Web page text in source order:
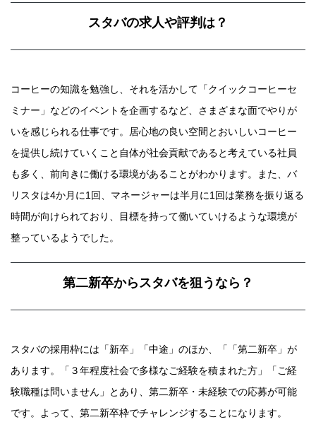
スタバの求人や評判は？
コーヒーの知識を勉強し、それを活かして「クイックコーヒーセ
ミナー」などのイベントを企画するなど、さまざまな面でやりが
いを感じられる仕事です。居心地の良い空間とおいしいコーヒー
を提供し続けていくこと自体が社会貢献であると考えている社員
も多く、前向きに働ける環境があることがわかります。また、バ
リスタは4か月に1回、マネージャーは半月に1回は業務を振り返る
時間が向けられており、目標を持って働いていけるような環境が
整っているようでした。
第二新卒からスタバを狙うなら？
スタバの採用枠には「新卒」「中途」のほか、「「第二新卒」が
あります。「３年程度社会で多様なご経験を積まれた方」「ご経
験職種は問いません」とあり、第二新卒・未経験での応募が可能
です。よって、第二新卒枠でチャレンジすることになります。